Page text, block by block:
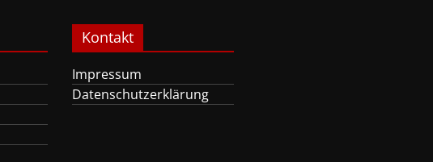
Kontakt
Impressum
Datenschutzerklärung